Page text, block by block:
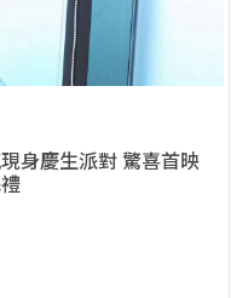
身慶生派對 驚喜首映